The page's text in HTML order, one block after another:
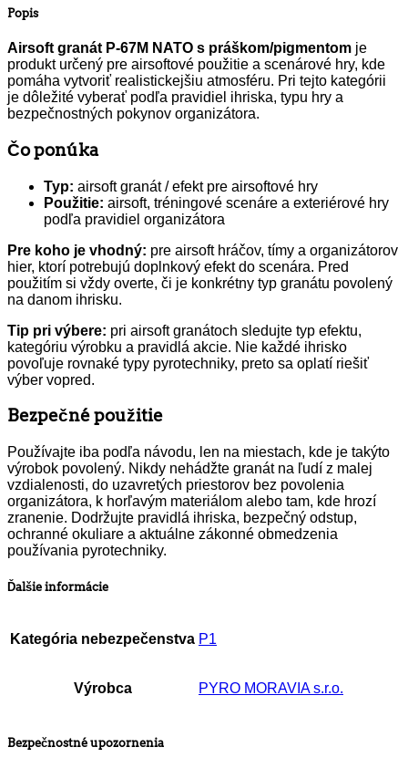
Popis
Airsoft granát P-67M NATO s práškom/pigmentom je
produkt určený pre airsoftové použitie a scenárové hry, kde
pomáha vytvoriť realistickejšiu atmosféru. Pri tejto kategórii
je dôležité vyberať podľa pravidiel ihriska, typu hry a
bezpečnostných pokynov organizátora.
Čo ponúka
Typ: airsoft granát / efekt pre airsoftové hry
Použitie: airsoft, tréningové scenáre a exteriérové hry
podľa pravidiel organizátora
Pre koho je vhodný: pre airsoft hráčov, tímy a organizátorov
hier, ktorí potrebujú doplnkový efekt do scenára. Pred
použitím si vždy overte, či je konkrétny typ granátu povolený
na danom ihrisku.
Tip pri výbere: pri airsoft granátoch sledujte typ efektu,
kategóriu výrobku a pravidlá akcie. Nie každé ihrisko
povoľuje rovnaké typy pyrotechniky, preto sa oplatí riešiť
výber vopred.
Bezpečné použitie
Používajte iba podľa návodu, len na miestach, kde je takýto
výrobok povolený. Nikdy nehádžte granát na ľudí z malej
vzdialenosti, do uzavretých priestorov bez povolenia
organizátora, k horľavým materiálom alebo tam, kde hrozí
zranenie. Dodržujte pravidlá ihriska, bezpečný odstup,
ochranné okuliare a aktuálne zákonné obmedzenia
používania pyrotechniky.
Ďalšie informácie
Kategória nebezpečenstva P1
Výrobca PYRO MORAVIA s.r.o.
Bezpečnostné upozornenia